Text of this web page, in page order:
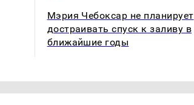
Мэрия Чебоксар не планирует
достраивать спуск к заливу в
ближайшие годы